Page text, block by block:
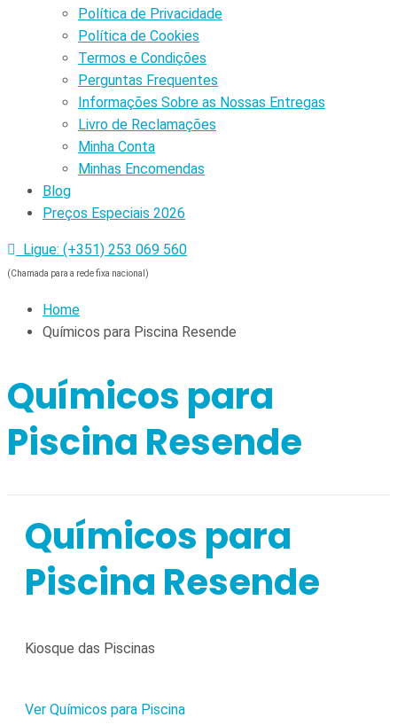
Política de Privacidade
Política de Cookies
Termos e Condições
Perguntas Frequentes
Informações Sobre as Nossas Entregas
Livro de Reclamações
Minha Conta
Minhas Encomendas
Blog
Preços Especiais 2026
Ligue: (+351) 253 069 560
(Chamada para a rede fixa nacional)
Home
Químicos para Piscina Resende
Químicos para
Piscina Resende
Químicos para
Piscina Resende
Kiosque das Piscinas
Ver Químicos para Piscina